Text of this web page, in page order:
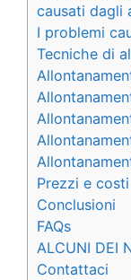
causati dagli
I problemi
Tecniche di
Prezzi e
Conclusioni
FAQs
ALCUNI DEI
Contattaci